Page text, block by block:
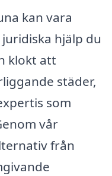
kan vara
hjälp du
klokt att
städer,
som
vår
från